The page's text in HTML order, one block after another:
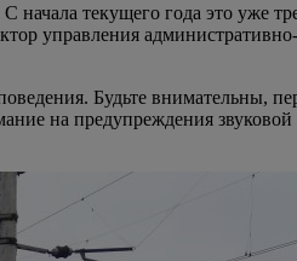
текущего года это уже
управления
Будьте внимательны,
на предупреждения